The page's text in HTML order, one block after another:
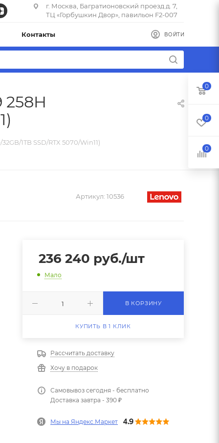
г. Москва, Багратионовский проезд д. 7,
ТЦ «Горбушкин Двор», павильон F2-007
ВОЙТИ
Контакты
258H
1TB SSD/RTX 5070/Win11)
Артикул: 10536
236 240 руб./шт
Мало
В КОРЗИНУ
КУПИТЬ В 1 КЛИК
Рассчитать доставку
Хочу в подарок
Самовывоз сегодня - бесплатно
Доставка завтра - 390 ₽
Мы на Яндекс.Маркет
0
0
0